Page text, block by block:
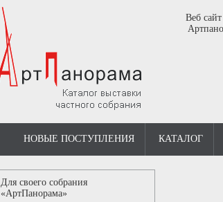
Веб
НОВЫЕ ПОСТУПЛЕНИЯ КАТАЛОГ
Для своего собрания
«АртПанорама»